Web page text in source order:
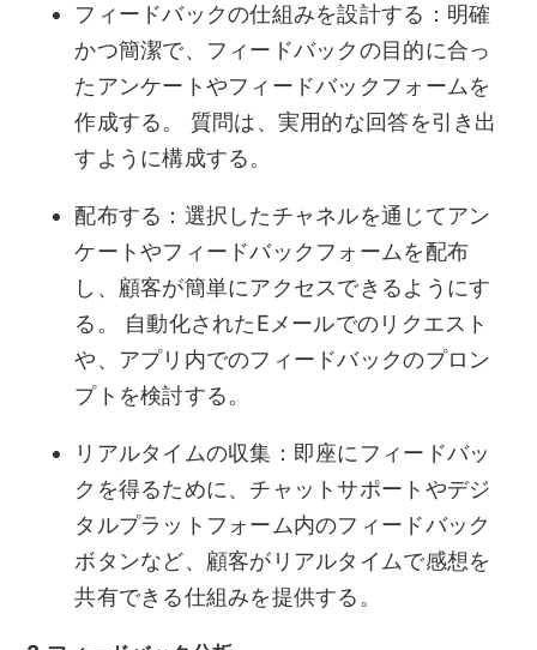
フィードバックの仕組みを設計する：明確
かつ簡潔で、フィードバックの目的に合っ
たアンケートやフィードバックフォームを
作成する。 質問は、実用的な回答を引き出
すように構成する。
配布する：選択したチャネルを通じてアン
ケートやフィードバックフォームを配布
し、顧客が簡単にアクセスできるようにす
る。 自動化されたEメールでのリクエスト
や、アプリ内でのフィードバックのプロン
プトを検討する。
リアルタイムの収集：即座にフィードバッ
クを得るために、チャットサポートやデジ
タルプラットフォーム内のフィードバック
ボタンなど、顧客がリアルタイムで感想を
共有できる仕組みを提供する。